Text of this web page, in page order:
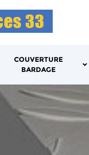
COUVERTURE
BARDAGE